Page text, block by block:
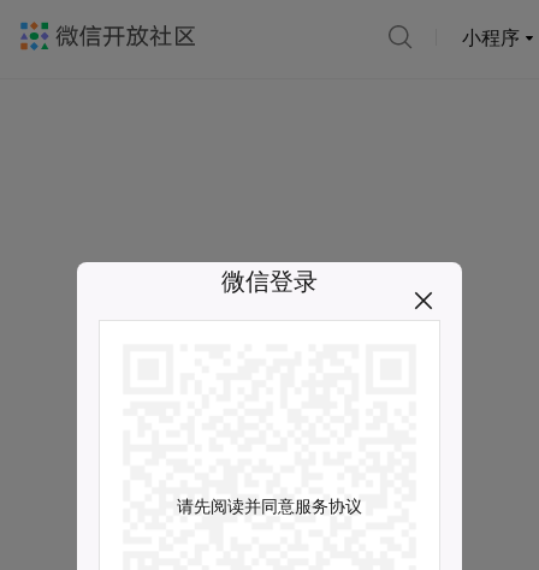
小程序
微信登录
请先阅读并同意服务协议